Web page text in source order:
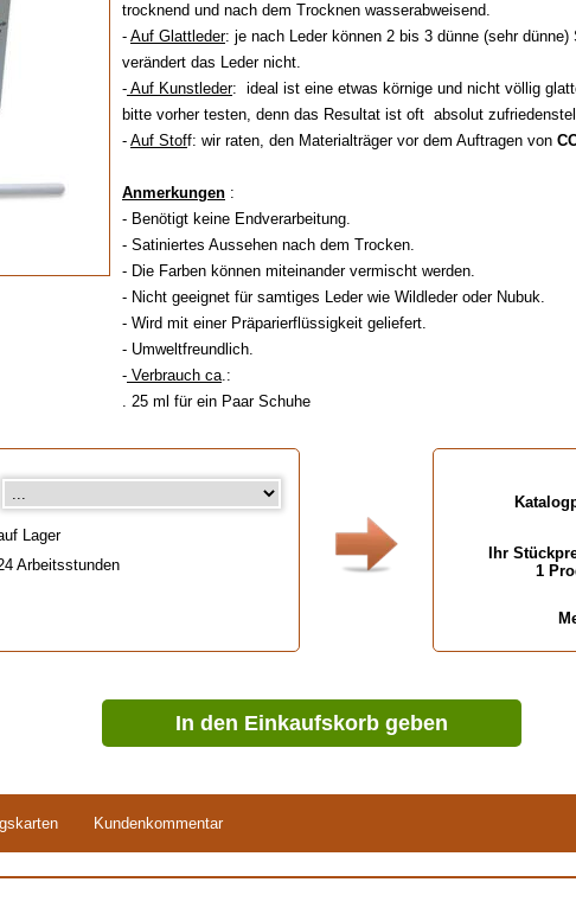
trocknend und nach dem Trocknen wasserabweisend.
- Auf Glattleder: je nach Leder können 2 bis 3 dünne (sehr
verändert das Leder nicht.
- Auf Kunstleder: ideal ist eine etwas körnige und nicht völlig
bitte vorher testen, denn das Resultat ist oft absolut
- Auf Stoff: wir raten, den Materialträger vor dem Auftragen von
Anmerkungen :
- Benötigt keine Endverarbeitung.
- Satiniertes Aussehen nach dem Trocken.
- Die Farben können miteinander vermischt werden.
- Nicht geeignet für samtiges Leder wie Wildleder oder Nubuk.
- Wird mit einer Präparierflüssigkeit geliefert.
- Umweltfreundlich.
- Verbrauch ca.:
. 25 ml für ein Paar Schuhe
Verfügbar in: 25 ml, 25 ml metallisiert
Lager
Arbeitsstunden
Ihr
1
In den Einkaufskorb geben
Kundenkommentar